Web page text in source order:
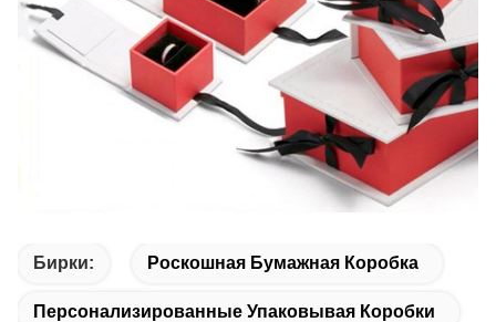
Бирки: Роскошная Бумажная Коробка
Персонализированные Упаковывая Коробки